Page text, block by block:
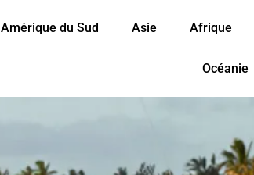
Amérique du Sud Asie Afrique
Océanie